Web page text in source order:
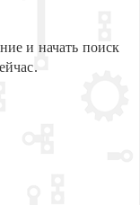
и начать поиск